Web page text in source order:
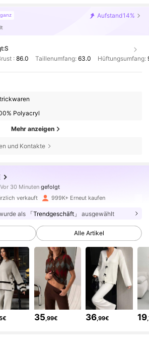
Aufstand14%
S
:86.0 Taillenumfang: 63.0 Hüftungsumfang:
Polyacryl
Mehr anzeigen
und Kontakte
Vor 30 Minuten
Durchsuchen
Follower
Follower
Follower
verkauft 999K+ Erneut kaufen
als 「Trendgeschäft」 ausgewählt
Alle Artikel
35,99€ 36,99€ 19